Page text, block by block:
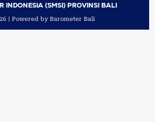
INDONESIA (SMSI) PROVINSI BALI
| Powered by Barometer Bali